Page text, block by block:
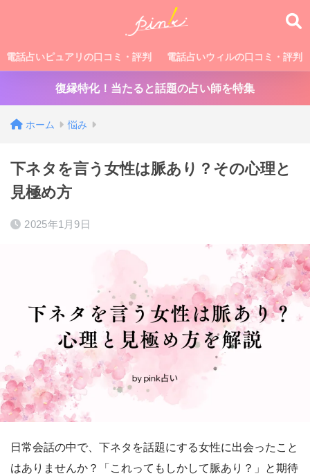
電話占いピュアリの口コミ・評判 電話占いウィルの口コミ・評判
復縁特化！当たると話題の占い師を特集
ホーム 悩み
下ネタを言う女性は脈あり？その心理と
見極め方
2025年1月9日
日常会話の中で、下ネタを話題にする女性に出会ったこと
はありませんか？「これってもしかして脈あり？」と期待